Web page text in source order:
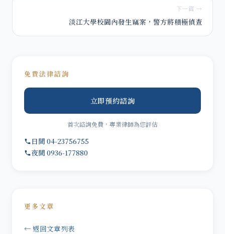
下一篇 →
淡江大學校園內發生竊案，警方將積極偵查
免費法律諮詢
立即預約諮詢
首次諮詢免費，專業律師為您評估
日間 04-23756755
夜間 0936-177880
更多文章
← 返回文章列表